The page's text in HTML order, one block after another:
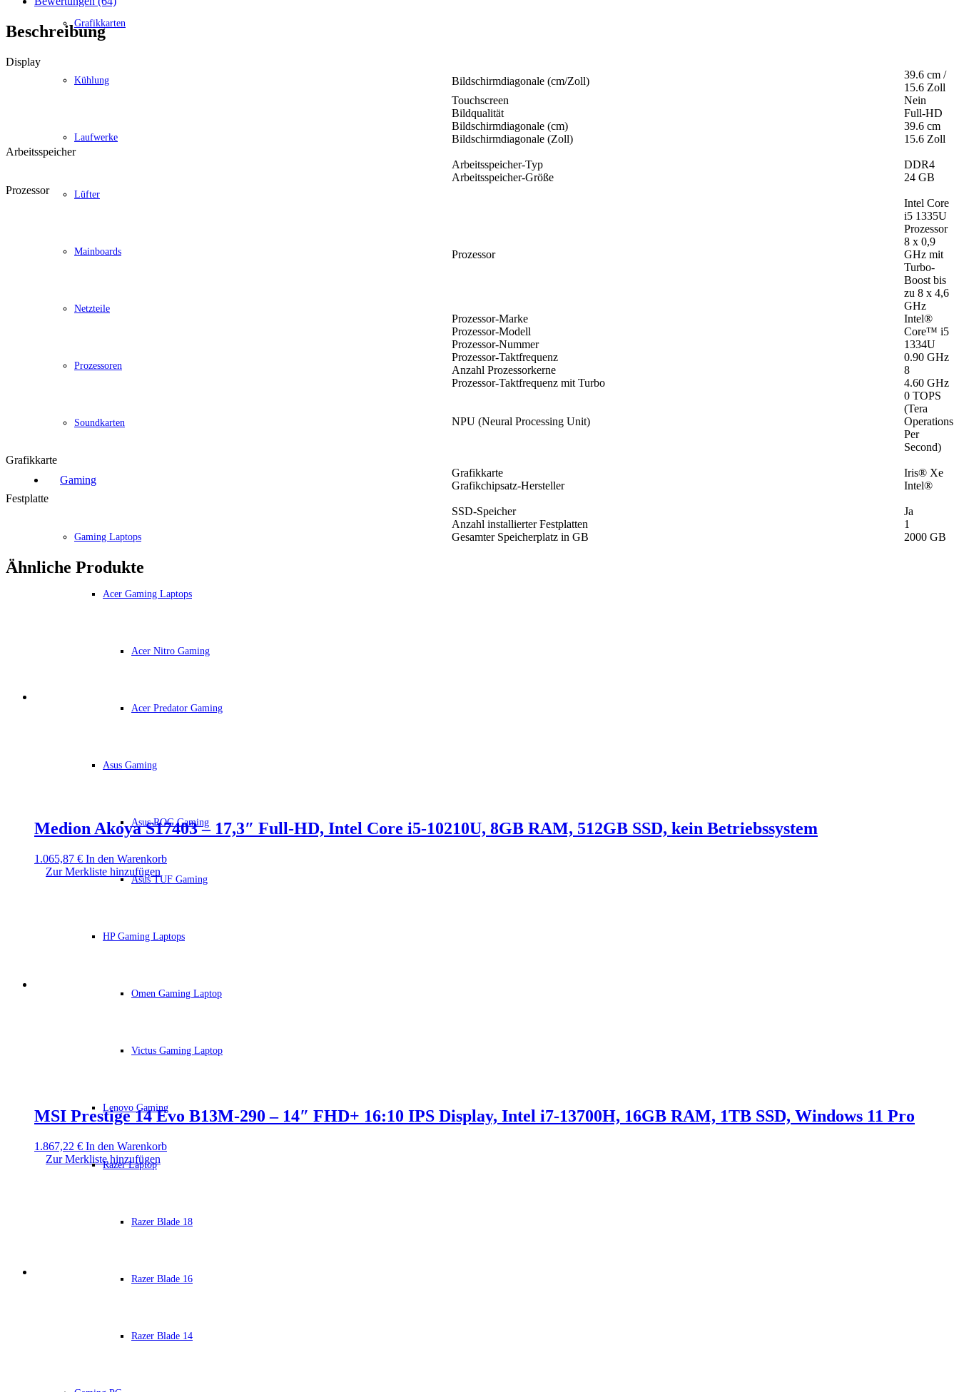
Grafikkarten
Kühlung
Laufwerke
Lüfter
Mainboards
Netzteile
Prozessoren
Soundkarten
Gaming
Gaming Laptops
Acer Gaming Laptops
Acer Nitro Gaming
Acer Predator Gaming
Asus Gaming
Asus ROG Gaming
Asus TUF Gaming
HP Gaming Laptops
Omen Gaming Laptop
Victus Gaming Laptop
Lenovo Gaming
Razer Laptop
Razer Blade 18
Razer Blade 16
Razer Blade 14
Beschreibung
Display
Bildschirmdiagonale (cm/Zoll)
39.6 cm /
15.6 Zoll
Touchscreen
Nein
Bildqualität
Full-HD
Bildschirmdiagonale (cm)
39.6 cm
Bildschirmdiagonale (Zoll)
15.6 Zoll
Arbeitsspeicher
Arbeitsspeicher-Typ
DDR4
Arbeitsspeicher-Größe
24 GB
Prozessor
Prozessor
Intel Core
i5 1335U
Prozessor
8 x 0,9
GHz mit
Turbo-
Boost bis
zu 8 x 4,6
GHz
Prozessor-Marke
Intel®
Prozessor-Modell
Core™ i5
Prozessor-Nummer
1334U
Prozessor-Taktfrequenz
0.90 GHz
Anzahl Prozessorkerne
8
Prozessor-Taktfrequenz mit Turbo
4.60 GHz
NPU (Neural Processing Unit)
0 TOPS
(Tera
Operations
Per
Second)
Grafikkarte
Grafikkarte
Iris® Xe
Grafikchipsatz-Hersteller
Intel®
Festplatte
SSD-Speicher
Ja
Anzahl installierter Festplatten
1
Gesamter Speicherplatz in GB
2000 GB
Ähnliche Produkte
Medion Akoya S17403 – 17,3″ Full-HD, Intel Core i5-10210U, 8GB RAM, 512GB SSD, kein Betriebssystem
1.065,87 € In den Warenkorb
Zur Merkliste hinzufügen
MSI Prestige 14 Evo B13M-290 – 14″ FHD+ 16:10 IPS Display, Intel i7-13700H, 16GB RAM, 1TB SSD, Windows 11 Pro
1.867,22 € In den Warenkorb
Zur Merkliste hinzufügen